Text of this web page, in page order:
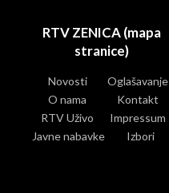
RTV ZENICA (mapa
stranice)
Novosti
Oglašavanje
O nama
Kontakt
RTV Uživo
Impressum
Javne nabavke
Izbori